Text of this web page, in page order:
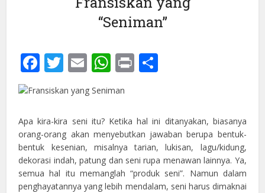
“Seniman”
Facebook
Twitter
EmailWhatsApp
Print
Apa kira-kira seni itu? Ketika hal ini ditanyakan, biasanya
orang-orang akan menyebutkan jawaban berupa bentuk-
bentuk kesenian, misalnya tarian, lukisan, lagu/kidung,
dekorasi indah, patung dan seni rupa menawan lainnya. Ya,
semua hal itu memanglah “produk seni”. Namun dalam
penghayatannya yang lebih mendalam, seni harus dimaknai